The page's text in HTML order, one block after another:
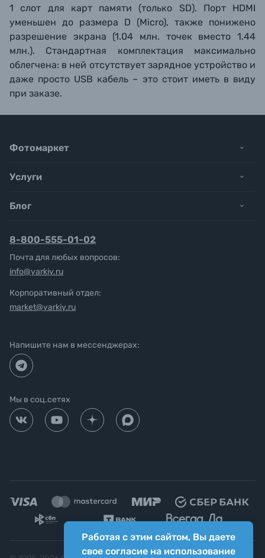
1 слот для карт памяти (только SD). Порт HDMI
уменьшен до размера D (Micro), также понижено
разрешение экрана (1.04 млн. точек вместо 1.44
млн.). Стандартная комплектация максимально
облегчена: в ней отсутствует зарядное устройство и
даже просто USB кабель – это стоит иметь в виду
при заказе.
Работая с этим сайтом, Вы даете
свое согласие на использование
Фотомаркет
Услуги
Блог
8-800-555-01-02
Почта для любых вопросов:
info@yarkiy.ru
Корпоративный отдел:
market@yarkiy.ru
Напишите нам в мессенджерах:
Мы в соц.сетях